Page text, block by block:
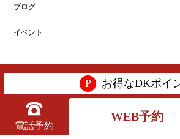
ブログ
イベント
Copyright(C) 株式会社第一興商. All
P お得なDKポイ
電話予約
WEB予約